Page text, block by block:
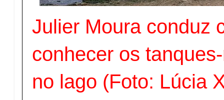
Julier Moura conduz
conhecer os
no lago (Foto: Lúcia